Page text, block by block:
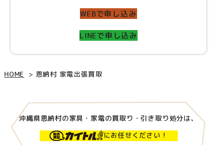
WEBで申し込み
LINEで申し込み
HOME 恩納村 家電出張買取
沖縄県恩納村の家具・家電の買取り・引き取り処分は、
にお任せください！